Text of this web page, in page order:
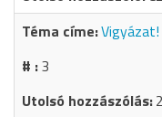
Vigyázat!
3